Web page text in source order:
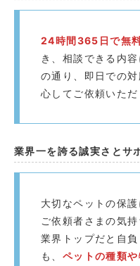
24時間365日で無
き、相談できる内
の通り、即日での
心してご依頼いただ
業界一を誇る誠実さとサ
大切なペットの保
ご依頼者さまの気
業界トップだと自
も、 ペットの種類